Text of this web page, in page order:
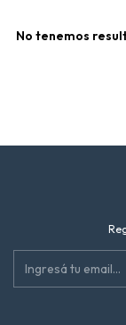
No tenemos